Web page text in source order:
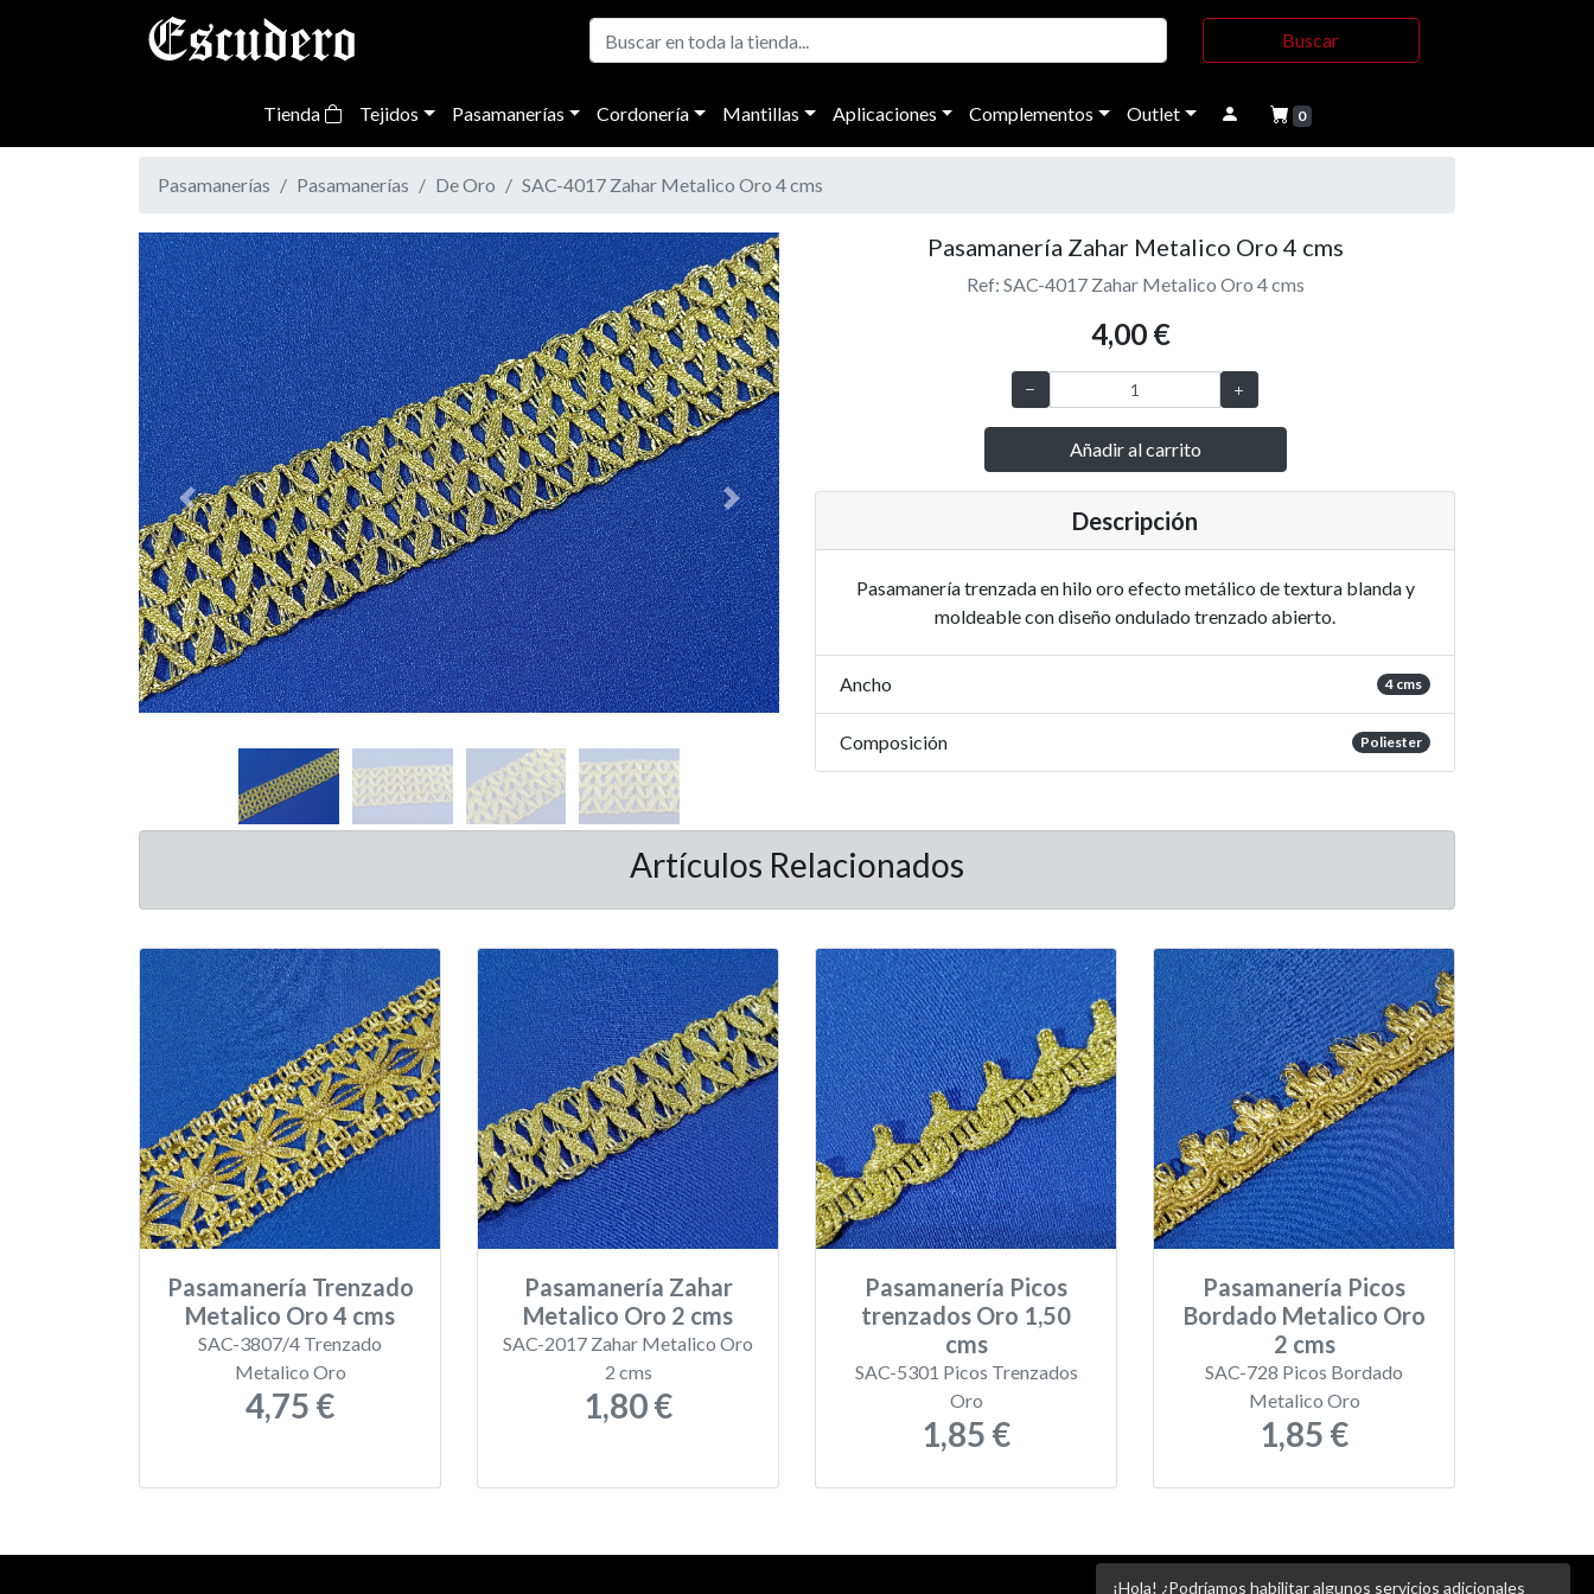
Buscar
Tienda Tejidos Pasamanerías Cordonería Mantillas Aplicaciones Complementos Outlet 0
Pasamanerías Pasamanerías De Oro SAC-4017 Zahar Metalico Oro 4 cms
Previous Next
Pasamanería Zahar Metalico Oro 4 cms
Ref: SAC-4017 Zahar Metalico Oro 4 cms
4,00 €
Añadir al carrito
Descripción
Pasamanería trenzada en hilo oro efecto metálico de textura blanda y
moldeable con diseño ondulado trenzado abierto.
Ancho 4 cms
Composición Poliester
Artículos Relacionados
Pasamanería Trenzado
Metalico Oro 4 cms
SAC-3807/4 Trenzado
Metalico Oro
4,75 €
Pasamanería Zahar
Metalico Oro 2 cms
SAC-2017 Zahar Metalico Oro
2 cms
1,80 €
Pasamanería Picos
trenzados Oro 1,50
cms
SAC-5301 Picos Trenzados
Oro
1,85 €
Pasamanería Picos
Bordado Metalico Oro
2 cms
SAC-728 Picos Bordado
Metalico Oro
1,85 €
¡Hola! ¿Podríamos habilitar algunos servicios adicionales